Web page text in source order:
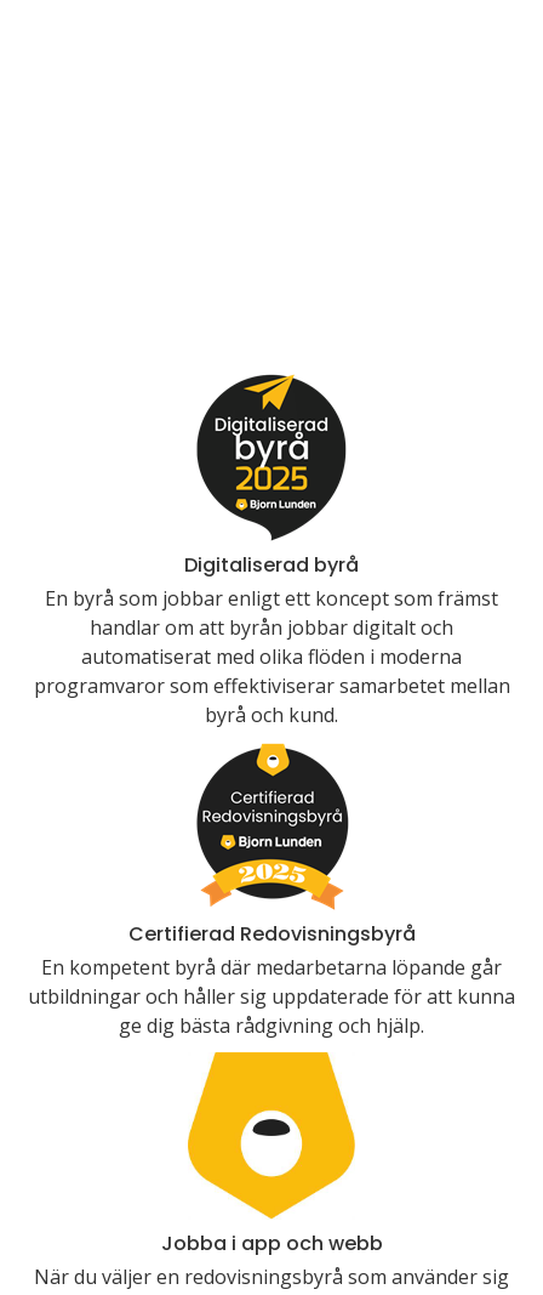
Digitaliserad byrå
En byrå som jobbar enligt ett koncept som främst
handlar om att byrån jobbar digitalt och
automatiserat med olika flöden i moderna
programvaror som effektiviserar samarbetet mellan
byrå och kund.
Certifierad Redovisningsbyrå
En kompetent byrå där medarbetarna löpande går
utbildningar och håller sig uppdaterade för att kunna
ge dig bästa rådgivning och hjälp.
Jobba i app och webb
När du väljer en redovisningsbyrå som använder sig